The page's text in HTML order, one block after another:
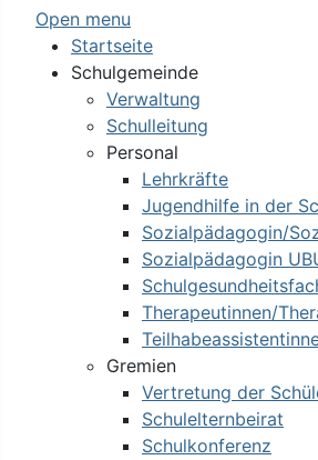
Open menu
Startseite
Schulgemeinde
Verwaltung
Schulleitung
Personal
Lehrkräfte
Jugendhilfe in der
Sozialpädagogin/
Sozialpädagogin
Therapeutinnen/
Gremien
Vertretung der
Schulelternbeirat
Schulkonferenz